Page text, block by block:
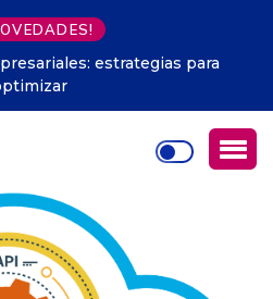
estrategias para